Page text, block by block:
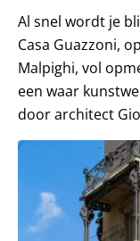
Al snel wordt je
Casa Guazzoni,
Malpighi, vol
een waar
door architect